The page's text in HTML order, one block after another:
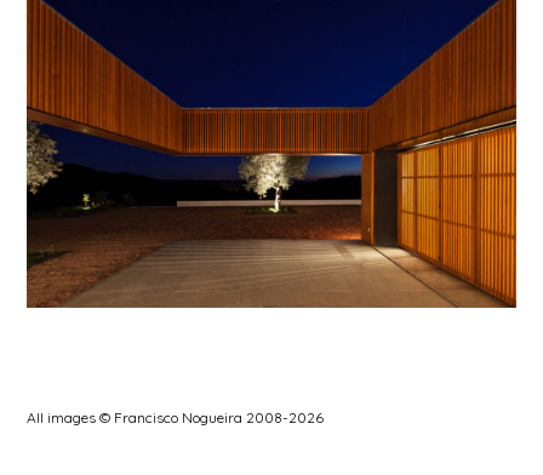
All images © Francisco Nogueira 2008-2026